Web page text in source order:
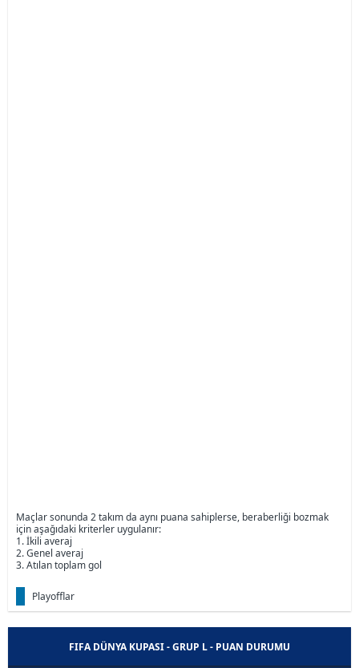
Maçlar sonunda 2 takım da aynı puana sahiplerse, beraberliği bozmak
için aşağıdaki kriterler uygulanır:
1. İkili averaj
2. Genel averaj
3. Atılan toplam gol
Playofflar
FIFA DÜNYA KUPASI - GRUP L - PUAN DURUMU